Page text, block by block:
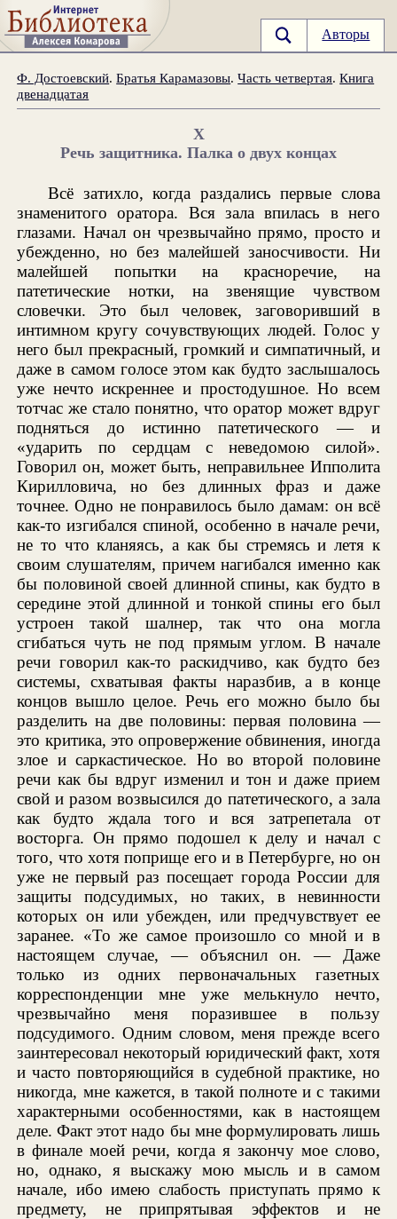
Авторы
Ф. Достоевский.Братья Карамазовы.Часть четвертая.Книга
двенадцатая
X
Речь защитника. Палка о двух концах
Всё затихло, когда раздались первые слова
знаменитого оратора. Вся зала впилась в него
глазами. Начал он чрезвычайно прямо, просто и
убежденно, но без малейшей заносчивости. Ни
малейшей попытки на красноречие, на
патетические нотки, на звенящие чувством
словечки. Это был человек, заговоривший в
интимном кругу сочувствующих людей. Голос у
него был прекрасный, громкий и симпатичный, и
даже в самом голосе этом как будто заслышалось
уже нечто искреннее и простодушное. Но всем
тотчас же стало понятно, что оратор может вдруг
подняться до истинно патетического — и
«ударить по сердцам с неведомою силой».
Говорил он, может быть, неправильнее Ипполита
Кирилловича, но без длинных фраз и даже
точнее. Одно не понравилось было дамам: он всё
как-то изгибался спиной, особенно в начале речи,
не то что кланяясь, а как бы стремясь и летя к
своим слушателям, причем нагибался именно как
бы половиной своей длинной спины, как будто в
середине этой длинной и тонкой спины его был
устроен такой шалнер, так что она могла
сгибаться чуть не под прямым углом. В начале
речи говорил как-то раскидчиво, как будто без
системы, схватывая факты наразбив, а в конце
концов вышло целое. Речь его можно было бы
разделить на две половины: первая половина —
это критика, это опровержение обвинения, иногда
злое и саркастическое. Но во второй половине
речи как бы вдруг изменил и тон и даже прием
свой и разом возвысился до патетического, а зала
как будто ждала того и вся затрепетала от
восторга. Он прямо подошел к делу и начал с
того, что хотя поприще его и в Петербурге, но он
уже не первый раз посещает города России для
защиты подсудимых, но таких, в невинности
которых он или убежден, или предчувствует ее
заранее. «То же самое произошло со мной и в
настоящем случае, — объяснил он. — Даже
только из одних первоначальных газетных
корреспонденции мне уже мелькнуло нечто,
чрезвычайно меня поразившее в пользу
подсудимого. Одним словом, меня прежде всего
заинтересовал некоторый юридический факт, хотя
и часто повторяющийся в судебной практике, но
никогда, мне кажется, в такой полноте и с такими
характерными особенностями, как в настоящем
деле. Факт этот надо бы мне формулировать лишь
в финале моей речи, когда я закончу мое слово,
но, однако, я выскажу мою мысль и в самом
начале, ибо имею слабость приступать прямо к
предмету, не припрятывая эффектов и не